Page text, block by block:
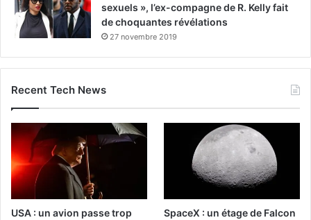
sexuels », l’ex-compagne de R. Kelly fait
de choquantes révélations
27 novembre 2019
Recent Tech News
USA : un avion passe trop
SpaceX : un étage de Falcon